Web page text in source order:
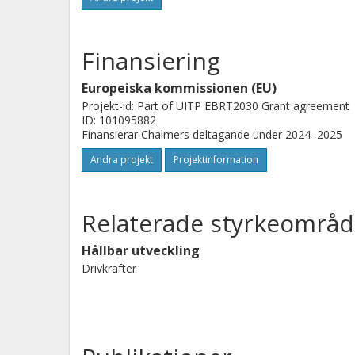
problematiska på grund av långsam
Överlämningar av kontroll
mjukare överlämningar och mer
övrig trafikmiljö). LED-indikatorer
omgivande buller.
Slutsats
förarergonomi och
utkörningar från hållplatser samt
utveckling.
Finansiering
Europeiska kommissionen (EU)
Projekt-id: Part of UITP EBRT2030 Grant agreement
ID: 101095882
Finansierar Chalmers deltagande under 2024–2025
Andra projekt Projektinformation
Relaterade
Hållbar utveckling
Drivkrafter